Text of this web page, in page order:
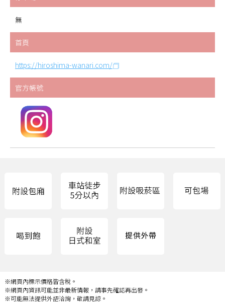
無
首頁
https://hiroshima-wanari.com/
官方帳號
※網頁內標示價格皆含稅。
※網頁內資訊可能並非最新情報，請事先確認再出發。
※可能無法提供外語洽詢，敬請見諒。